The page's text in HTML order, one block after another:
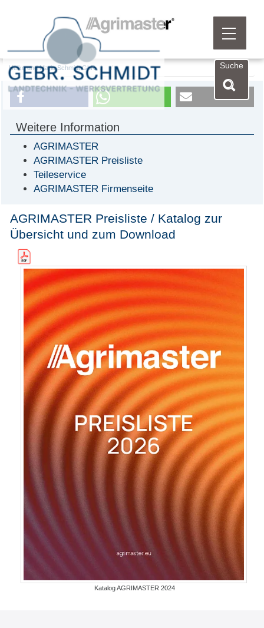
Menü
Suche
Heiko und Mario Schmidt GbR
Weitere Information
AGRIMASTER
AGRIMASTER Preisliste
Teileservice
AGRIMASTER Firmenseite
AGRIMASTER Preisliste / Katalog zur
Übersicht und zum Download
Katalog AGRIMASTER 2024